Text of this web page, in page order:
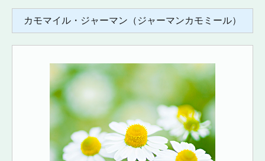
カモマイル・ジャーマン（ジャーマンカモミール）